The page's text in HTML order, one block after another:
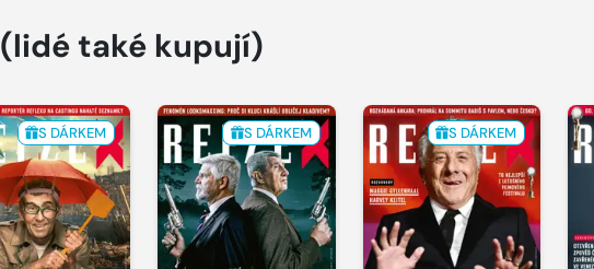
(lidé také kupují)
S DÁRKEM S DÁRKEM S DÁRKEM